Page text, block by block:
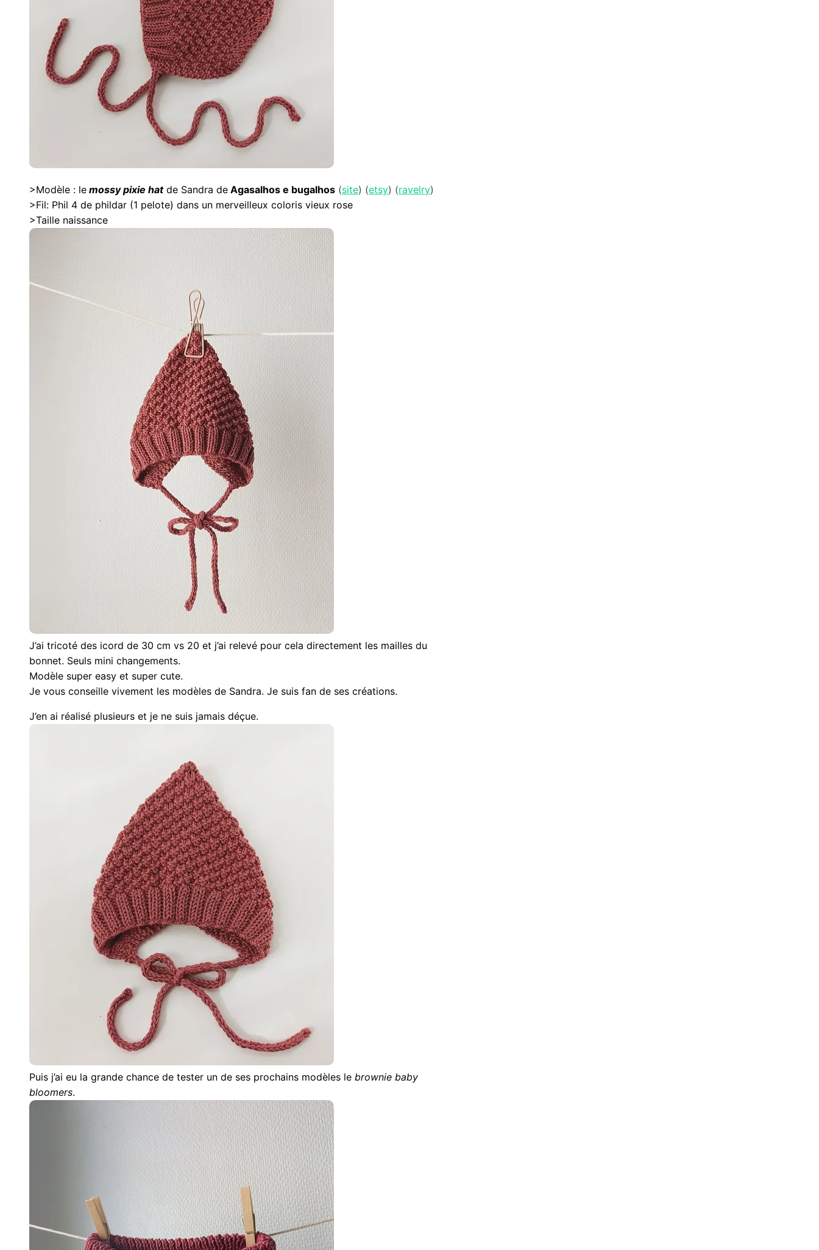
>Modèle : le mossy pixie hatde Sandra de Agasalhos e bugalhos (site) (etsy) (ravelry)
>Fil: Phil 4 de phildar (1 pelote) dans un merveilleux coloris vieux rose
>Taille naissance
J’ai tricoté des icord de 30 cm vs 20 et j’ai relevé pour cela directement les mailles du
bonnet. Seuls mini changements.
Modèle super easy et super cute.
Je vous conseille vivement les modèles de Sandra. Je suis fan de ses créations.
J’en ai réalisé plusieurs et je ne suis jamais déçue.
Puis j’ai eu la grande chance de tester un de ses prochains modèles le brownie baby
bloomers.